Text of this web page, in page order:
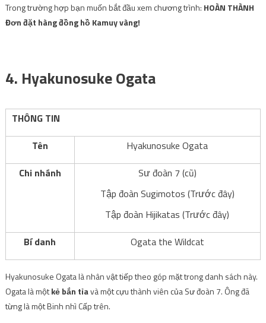
Trong trường hợp bạn muốn bắt đầu xem chương trình: HOÀN THÀNH
Đơn đặt hàng đồng hồ Kamuy vàng!
4. Hyakunosuke Ogata
THÔNG TIN
Tên
Hyakunosuke Ogata
Chi nhánh
Sư đoàn 7 (cũ)
Tập đoàn Sugimotos (Trước đây)
Tập đoàn Hijikatas (Trước đây)
Bí danh
Ogata the Wildcat
Hyakunosuke Ogata là nhân vật tiếp theo góp mặt trong danh sách này.
Ogata là mộtkẻ bắn tỉavà một cựu thành viên của Sư đoàn 7. Ông đã
từng là một Binh nhì Cấp trên.